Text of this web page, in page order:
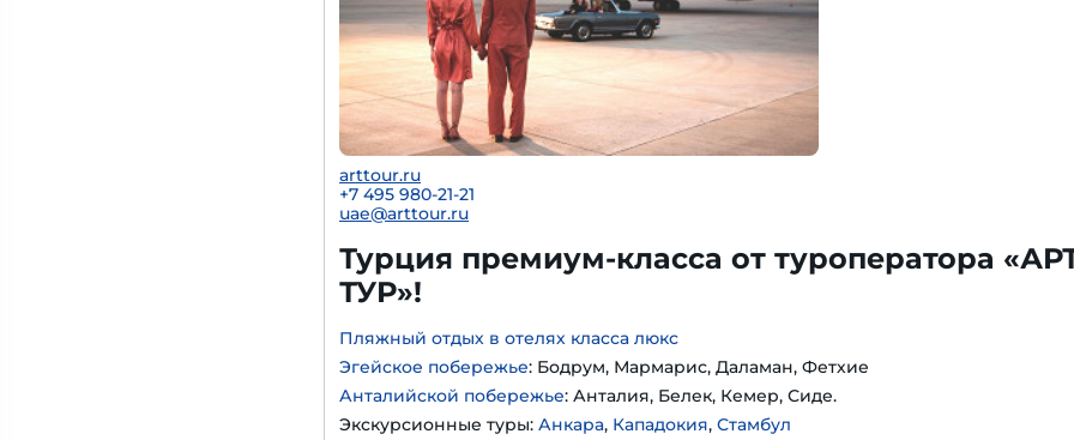
arttour.ru
+7 495 980-21-21
uae@arttour.ru
Турция премиум-класса от туроператора
ТУР»!
Пляжный отдых в отелях класса люкс
Эгейское побережье: Бодрум, Мармарис, Даламан, Фетхие
Анталийской побережье: Анталия, Белек, Кемер, Сиде.
Экскурсионные туры: Анкара, Кападокия, Стамбул